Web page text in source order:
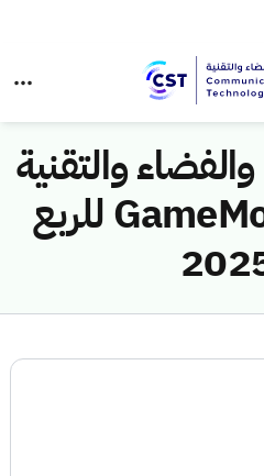
والتقنية
تصدر تقرير GameMode للربع